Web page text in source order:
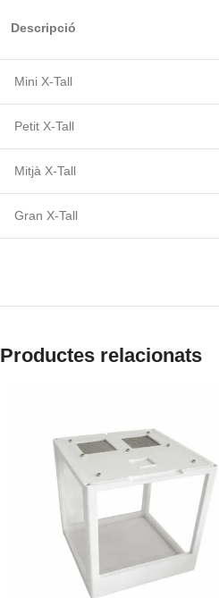
Descripció
Mini X-Tall
Petit X-Tall
Mitjà X-Tall
Gran X-Tall
Productes relacionats